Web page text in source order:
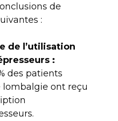
de
:
de l’utilisation
:
des patients
ont reçu